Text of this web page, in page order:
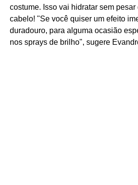
costume. Isso vai hidratar sem
cabelo! "Se você quiser um efeito
duradouro, para alguma ocasião
nos sprays de brilho", sugere